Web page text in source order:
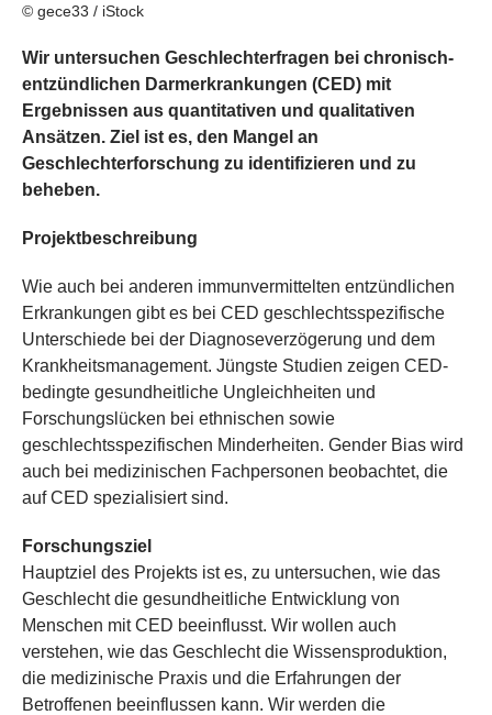
© gece33 / iStock
Wir untersuchen Geschlechterfragen bei chronisch-
entzündlichen Darmerkrankungen (CED) mit
Ergebnissen aus quantitativen und qualitativen
Ansätzen. Ziel ist es, den Mangel an
Geschlechterforschung zu identifizieren und zu
beheben.
Projektbeschreibung
Wie auch bei anderen immunvermittelten entzündlichen
Erkrankungen gibt es bei CED geschlechtsspezifische
Unterschiede bei der Diagnoseverzögerung und dem
Krankheitsmanagement. Jüngste Studien zeigen CED-
bedingte gesundheitliche Ungleichheiten und
Forschungslücken bei ethnischen sowie
geschlechtsspezifischen Minderheiten. Gender Bias wird
auch bei medizinischen Fachpersonen beobachtet, die
auf CED spezialisiert sind.
Forschungsziel
Hauptziel des Projekts ist es, zu untersuchen, wie das
Geschlecht die gesundheitliche Entwicklung von
Menschen mit CED beeinflusst. Wir wollen auch
verstehen, wie das Geschlecht die Wissensproduktion,
die medizinische Praxis und die Erfahrungen der
Betroffenen beeinflussen kann. Wir werden die